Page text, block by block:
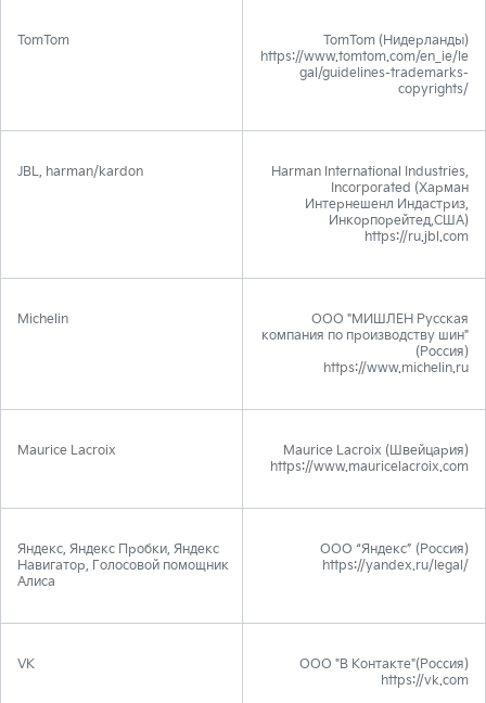
TomTom
TomTom (Нидерланды)
https://www.tomtom.com/en_ie/le
gal/guidelines-trademarks-
copyrights/
JBL, harman/kardon
Harman International Industries,
Incorporated (Харман
Интернешенл Индастриз,
Инкорпорейтед,США)
https://ru.jbl.com
Michelin
ООО "МИШЛЕН Русская
компания по производству шин"
(Россия)
https://www.michelin.ru
Maurice Lacroix
Maurice Lacroix (Швейцария)
https://www.mauricelacroix.com
Яндекс, Яндекс Пробки, Яндекс
Навигатор, Голосовой помощник
Алиса
ООО “Яндекс” (Россия)
https://yandex.ru/legal/
VK
ООО "В Контакте"(Россия)
https://vk.com